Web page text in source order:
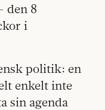
den 8
i
politik: en
enkelt inte
sin agenda